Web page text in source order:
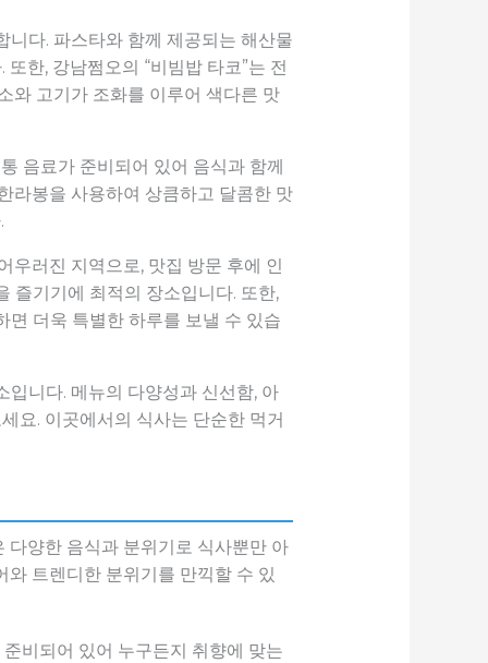
니다. 파스타와 함께 제공되는 해산물
한, 강남쩜오의 “비빔밥 타코”는 전
와 고기가 조화를 이루어 색다른 맛
음료가 준비되어 있어 음식과 함께
라봉을 사용하여 상큼하고 달콤한 맛
우러진 지역으로, 맛집 방문 후에 인
즐기기에 최적의 장소입니다. 또한,
면 더욱 특별한 하루를 보낼 수 있습
니다. 메뉴의 다양성과 신선함, 아
요. 이곳에서의 식사는 단순한 먹거
다양한 음식과 분위기로 식사뿐만 아
트렌디한 분위기를 만끽할 수 있
비되어 있어 누구든지 취향에 맞는